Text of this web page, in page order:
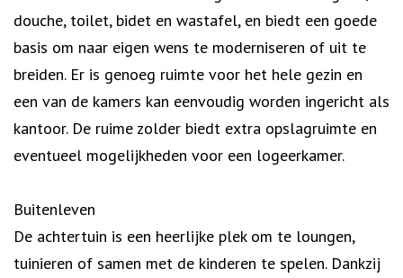
douche, toilet, bidet en wastafel, en biedt een goede
basis om naar eigen wens te moderniseren of uit te
breiden. Er is genoeg ruimte voor het hele gezin en
een van de kamers kan eenvoudig worden ingericht als
kantoor. De ruime zolder biedt extra opslagruimte en
eventueel mogelijkheden voor een logeerkamer.
Buitenleven
De achtertuin is een heerlijke plek om te loungen,
tuinieren of samen met de kinderen te spelen. Dankzij